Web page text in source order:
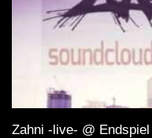
Zahni -live- @